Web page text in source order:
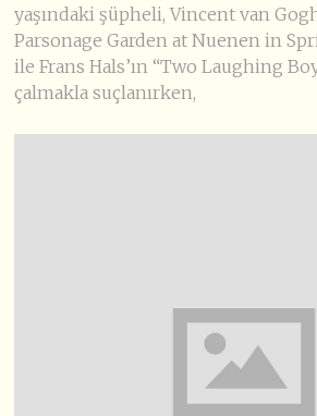
yaşındaki şüpheli, Vincent van
Parsonage Garden at Nuenen in
ile Frans Hals’ın “Two Laughing
çalmakla suçlanırken,